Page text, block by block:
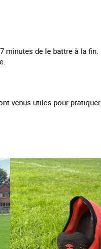
minutes de le battre à la fin.
venus utiles pour pratiquer